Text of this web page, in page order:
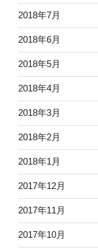
2018年7月
2018年6月
2018年5月
2018年4月
2018年3月
2018年2月
2018年1月
2017年12月
2017年11月
2017年10月